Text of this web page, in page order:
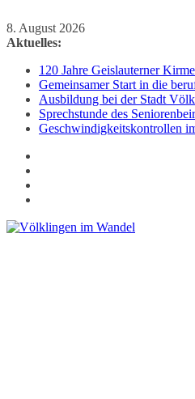
Zum
Inhalt
8. August 2026
Aktuelles:
120 Jahre Geislauterner
Gemeinsamer Start in die
Ausbildung bei der Stadt
Sprechstunde des
Geschwindigkeitskontrollen